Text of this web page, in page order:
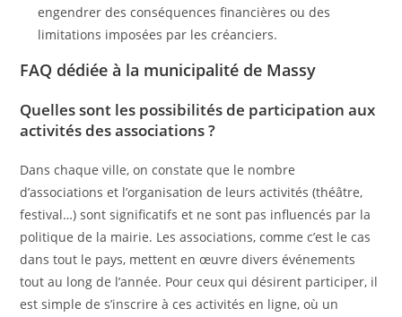
engendrer des conséquences financières ou des
limitations imposées par les créanciers.
FAQ dédiée à la municipalité de Massy
Quelles sont les possibilités de participation aux
activités des associations ?
Dans chaque ville, on constate que le nombre
d’associations et l’organisation de leurs activités (théâtre,
festival…) sont significatifs et ne sont pas influencés par la
politique de la mairie. Les associations, comme c’est le cas
dans tout le pays, mettent en œuvre divers événements
tout au long de l’année. Pour ceux qui désirent participer, il
est simple de s’inscrire à ces activités en ligne, où un